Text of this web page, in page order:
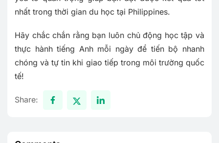
nhất trong thời gian du học tại Philippines.
Hãy chắc chắn rằng bạn luôn chủ động học tập và
thực hành tiếng Anh mỗi ngày để tiến bộ nhanh
chóng và tự tin khi giao tiếp trong môi trường quốc
tế!
Share: